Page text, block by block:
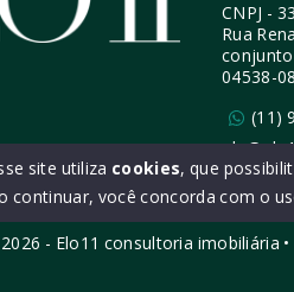
CNPJ -
Rua
conjunto
04538-
(11)
- Elo11 consultoria imobiliária
site utiliza cookies, que
continuar, você concorda com o